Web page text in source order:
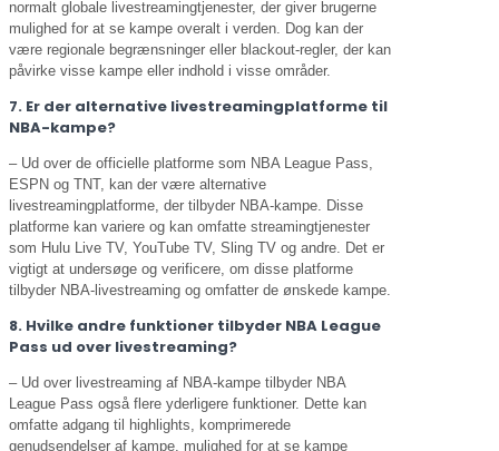
normalt globale livestreamingtjenester, der giver brugerne
mulighed for at se kampe overalt i verden. Dog kan der
være regionale begrænsninger eller blackout-regler, der kan
påvirke visse kampe eller indhold i visse områder.
7. Er der alternative livestreamingplatforme til
NBA-kampe?
– Ud over de officielle platforme som NBA League Pass,
ESPN og TNT, kan der være alternative
livestreamingplatforme, der tilbyder NBA-kampe. Disse
platforme kan variere og kan omfatte streamingtjenester
som Hulu Live TV, YouTube TV, Sling TV og andre. Det er
vigtigt at undersøge og verificere, om disse platforme
tilbyder NBA-livestreaming og omfatter de ønskede kampe.
8. Hvilke andre funktioner tilbyder NBA League
Pass ud over livestreaming?
– Ud over livestreaming af NBA-kampe tilbyder NBA
League Pass også flere yderligere funktioner. Dette kan
omfatte adgang til highlights, komprimerede
genudsendelser af kampe, mulighed for at se kampe